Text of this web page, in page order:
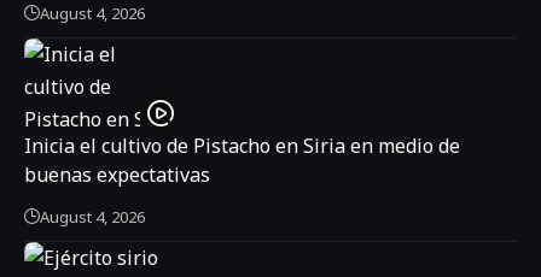
August 4, 2026
Inicia el cultivo de Pistacho en Siria en medio de
buenas expectativas
August 4, 2026